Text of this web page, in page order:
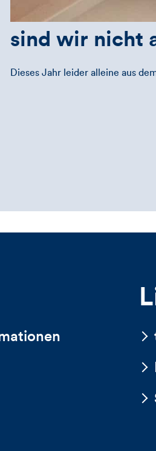
sind wir nicht
Dieses Jahr leider alleine aus